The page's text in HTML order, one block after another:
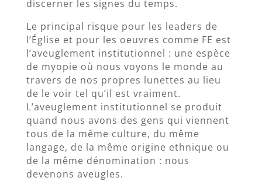
discerner les signes du temps.
Le principal risque pour les leaders de
l’Église et pour les oeuvres comme FE est
l’aveuglement institutionnel : une espèce
de myopie où nous voyons le monde au
travers de nos propres lunettes au lieu
de le voir tel qu’il est vraiment.
L’aveuglement institutionnel se produit
quand nous avons des gens qui viennent
tous de la même culture, du même
langage, de la même origine ethnique ou
de la même dénomination : nous
devenons aveugles.